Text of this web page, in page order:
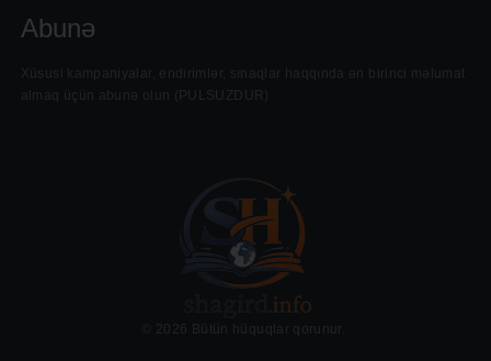
Abunə
Xüsusi kampaniyalar, endirimlər, sınaqlar haqqında ən birinci məlumat
almaq üçün abunə olun (PULSUZDUR)
2026 Bütün hüquqlar qorunur.